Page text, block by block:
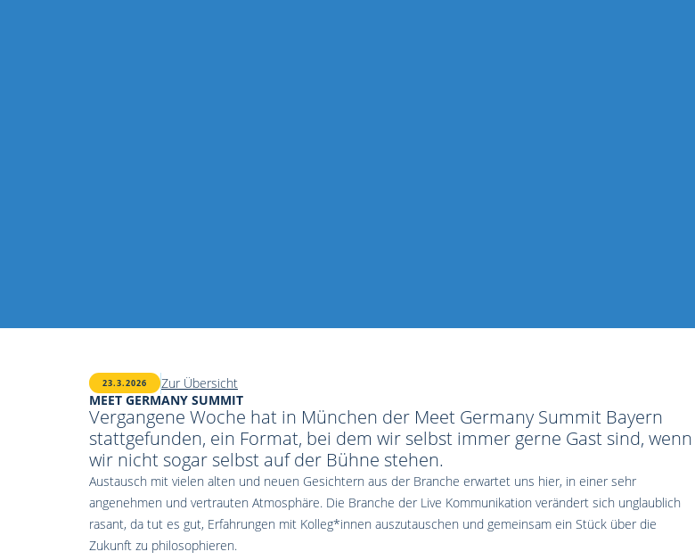
23.3.2026
Zur Übersicht
MEET GERMANY SUMMIT
Vergangene Woche hat in München der Meet Germany Summit Bayern
stattgefunden, ein Format, bei dem wir selbst immer gerne Gast sind, wenn
wir nicht sogar selbst auf der Bühne stehen.
Austausch mit vielen alten und neuen Gesichtern aus der Branche erwartet uns hier, in einer sehr
angenehmen und vertrauten Atmosphäre. Die Branche der Live Kommunikation verändert sich unglaublich
rasant, da tut es gut, Erfahrungen mit Kolleg*innen auszutauschen und gemeinsam ein Stück über die
Zukunft zu philosophieren.